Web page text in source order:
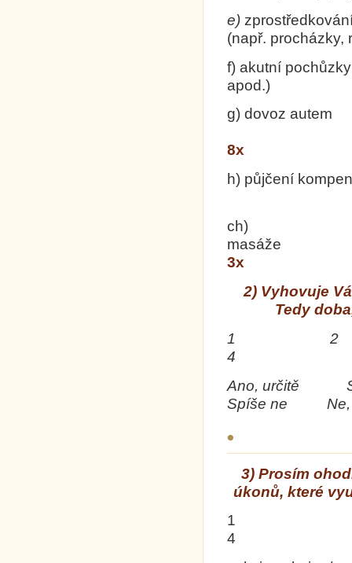
e)
(např.
f) akutní
g) dovoz autem
8x
h) půjčení
ch)
3x
2) Vyhovuje
Tedy
1
4
Ano,
Spíše ne Ne,
3) Prosím
úkonů, které
1
4